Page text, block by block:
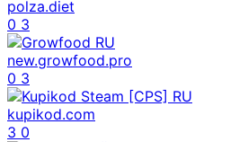
polza.diet
0 3
new.growfood.pro
0 3
kupikod.com
3 0